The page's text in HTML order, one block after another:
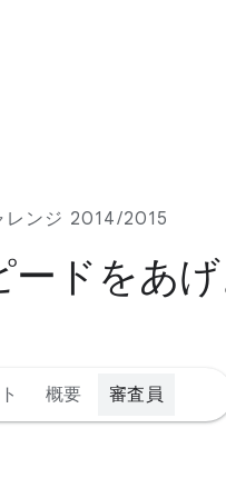
レンジ 2014/2015
ードをあ
概要 審査員